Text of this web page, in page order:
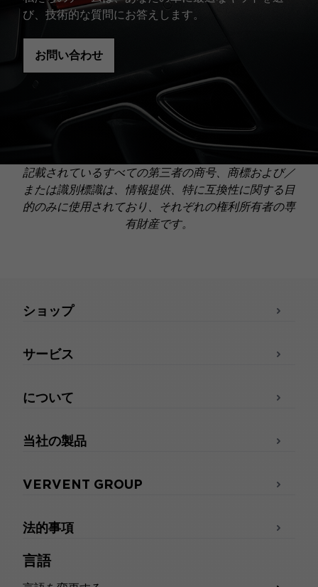
び、技術的な質問にお答えします。
お問い合わせ
記載されているすべての第三者の商号、商標および／
または識別標識は、情報提供、特に互換性に関する目
的のみに使用されており、それぞれの権利所有者の専
有財産です。
言語
ショップ
サービス
について
当社の製品
VERVENT GROUP
法的事項